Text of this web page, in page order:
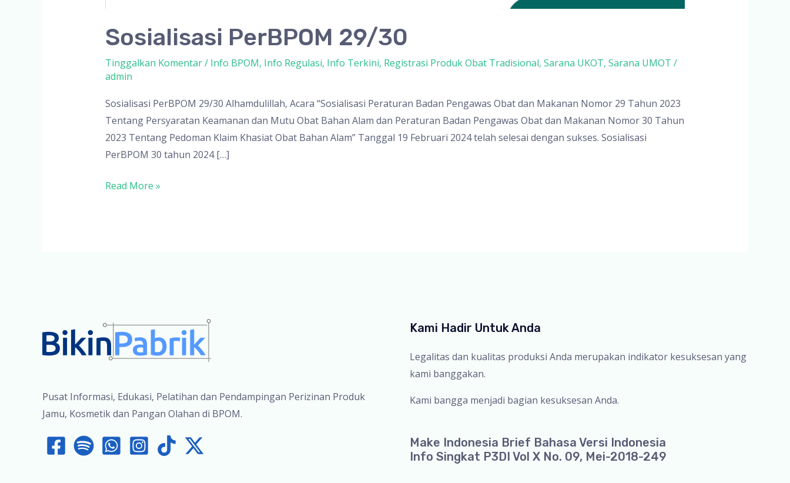
Sosialisasi PerBPOM 29/30
Tinggalkan Komentar/ Info BPOM, Info Regulasi, Info Terkini, Registrasi Produk Obat Tradisional, Sarana UKOT, Sarana UMOT /
admin
Sosialisasi PerBPOM 29/30 Alhamdulillah, Acara “Sosialisasi Peraturan Badan Pengawas Obat dan Makanan Nomor 29 Tahun 2023
Tentang Persyaratan Keamanan dan Mutu Obat Bahan Alam dan Peraturan Badan Pengawas Obat dan Makanan Nomor 30 Tahun
2023 Tentang Pedoman Klaim Khasiat Obat Bahan Alam” Tanggal 19 Februari 2024 telah selesai dengan sukses. Sosialisasi
PerBPOM 30 tahun 2024 […]
Sosialisasi
Read More »
Pusat Informasi, Edukasi, Pelatihan dan Pendampingan Perizinan Produk
Jamu, Kosmetik dan Pangan Olahan di BPOM.
Kami Hadir Untuk Anda
Legalitas dan kualitas produksi Anda merupakan indikator kesuksesan yang
kami banggakan.
Kami bangga menjadi bagian kesuksesan Anda.
Make Indonesia Brief Bahasa Versi Indonesia
Info Singkat P3DI Vol X No. 09, Mei-2018-249